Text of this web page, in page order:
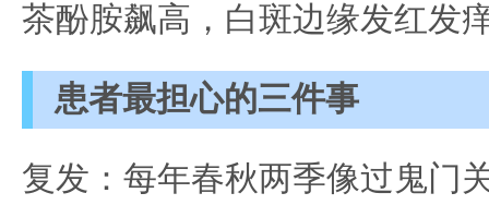
茶酚胺飙高，白斑边缘发红发
患者最担心的三件事
复发：每年春秋两季像过鬼门